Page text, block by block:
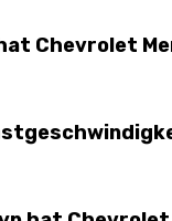
Chevrolet